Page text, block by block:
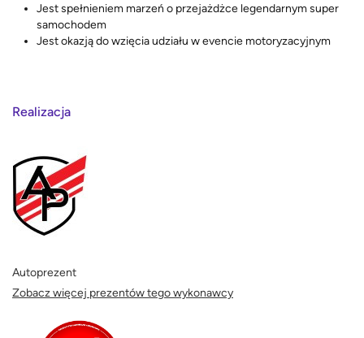
Jest spełnieniem marzeń o przejażdżce legendarnym super
samochodem
Jest okazją do wzięcia udziału w evencie motoryzacyjnym
Realizacja
Autoprezent
Zobacz więcej prezentów tego wykonawcy